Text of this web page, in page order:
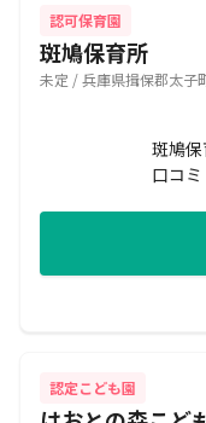
認可保育園
斑鳩保育所
未定 / 兵庫県揖保郡太子
斑鳩
口コ
認定こども園